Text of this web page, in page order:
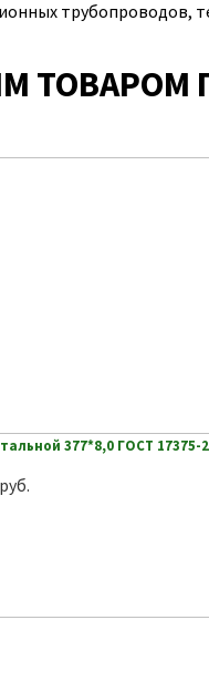
трубопроводов,
ТОВАРОМ
377*8,0 ГОСТ 17375-